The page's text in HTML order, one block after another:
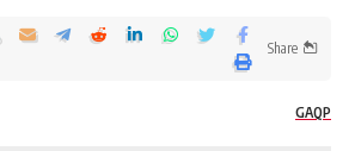
GAQP
Share